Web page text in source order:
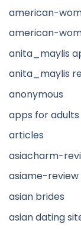
american-
american-
anita_maylis
anita_maylis
anonymous
apps for adults
articles
asiacharm-
asiame-review
asian brides
asian dating